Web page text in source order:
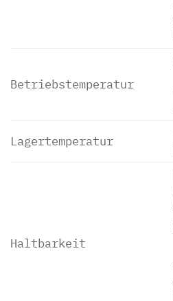
Betriebstemperatur
Lagertemperatur
Haltbarkeit